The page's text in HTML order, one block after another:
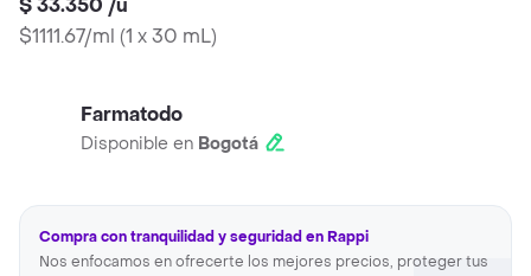
$ 33.350 /u
$1111.67/ml (1 x 30 mL)
Farmatodo
Disponible en Bogotá
Compra con tranquilidad y seguridad en Rappi
Nos enfocamos en ofrecerte los mejores precios, proteger tus